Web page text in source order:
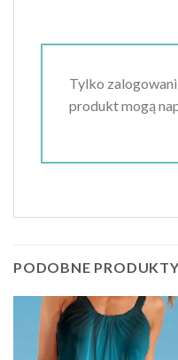
Tylko
produkt mogą
PODOBNE PRODUKTY